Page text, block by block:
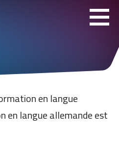
en langue
en langue allemande est